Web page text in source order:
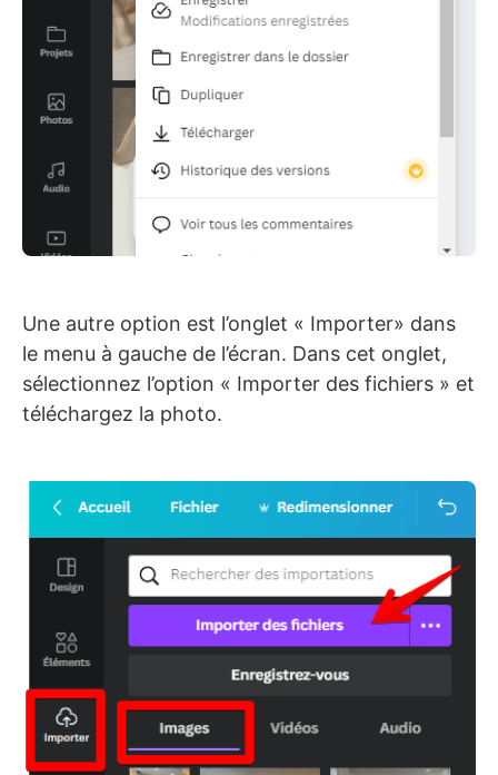
Une autre option est l’onglet « Importer» dans
le menu à gauche de l’écran. Dans cet onglet,
sélectionnez l’option « Importer des fichiers » et
téléchargez la photo.